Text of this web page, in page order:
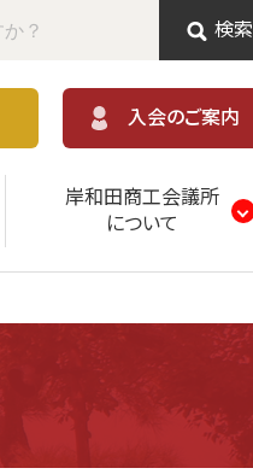
検索
入会のご案内
岸和田商工会議所
について